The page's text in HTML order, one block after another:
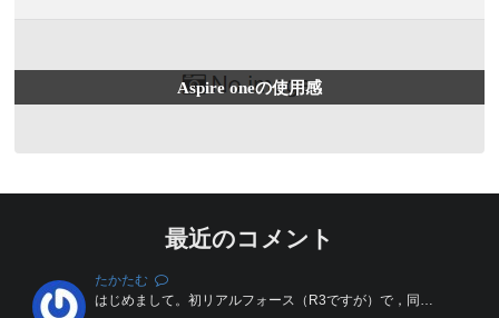
Aspire oneの使用感
最近のコメント
たかたむ
はじめまして。初リアルフォース（R3ですが）で，同…